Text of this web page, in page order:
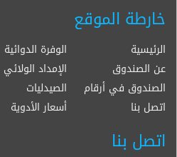
خارطة الموقع
الرئيسية الوفرة الدوائية
عن الصندوق
الإمداد الولائي
الصندوق في أرقام
الصيدليات
اتصل بنا
أسعار الأدوية
اتصل بنا